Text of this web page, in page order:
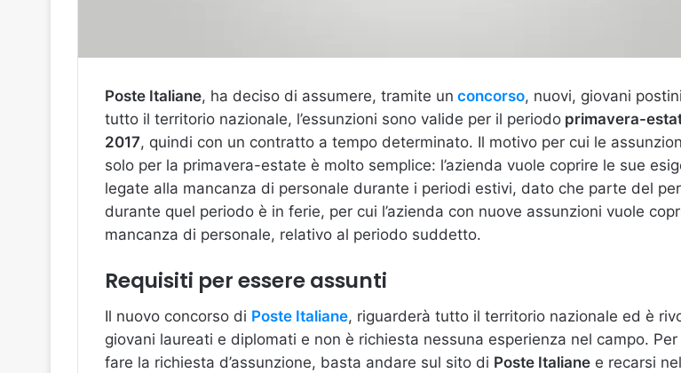
Poste Italiane, ha deciso di assumere, tramite un concorso, nuovi, giovani
tutto il territorio nazionale, l’essunzioni sono valide per il periodo primavera-
2017, quindi con un contratto a tempo determinato. Il motivo per cui le
solo per la primavera-estate è molto semplice: l’azienda vuole coprire le sue
legate alla mancanza di personale durante i periodi estivi, dato che parte del
durante quel periodo è in ferie, per cui l’azienda con nuove assunzioni vuole
mancanza di personale, relativo al periodo suddetto.
Requisiti per essere assunti
Il nuovo concorso di Poste Italiane, riguarderà tutto il territorio nazionale ed è
giovani laureati e diplomati e non è richiesta nessuna esperienza nel campo.
fare la richiesta d’assunzione, basta andare sul sito di Poste Italiane e recarsi